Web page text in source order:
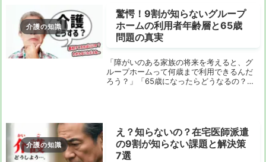
介護の知識
驚愕！9割が知らないグループ
ホームの利用者年齢層と65歳
問題の真実
「障がいのある家族の将来を考えると、グ
ループホームって何歳まで利用できるんだ
ろう？」「65歳になったらどうなるの？」
介護の知識
え？知らないの？在宅医師派遣
の9割が知らない課題と解決策
7選